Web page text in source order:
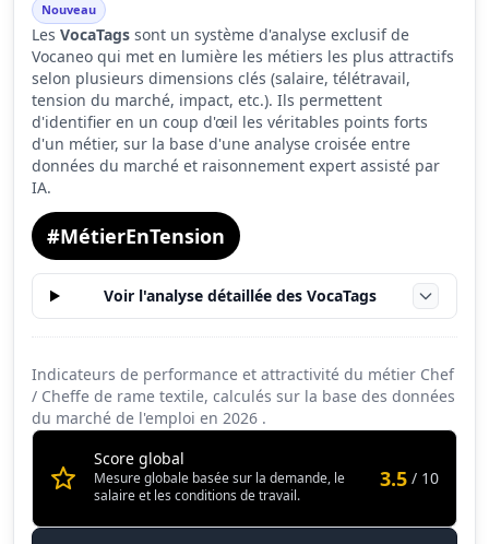
Nouveau
Les VocaTags sont un système d'analyse exclusif de
Vocaneo qui met en lumière les métiers les plus attractifs
selon plusieurs dimensions clés (salaire, télétravail,
tension du marché, impact, etc.). Ils permettent
d'identifier en un coup d'œil les véritables points forts
d'un métier, sur la base d'une analyse croisée entre
données du marché et raisonnement expert assisté par
IA.
#MétierEnTension
Voir l'analyse détaillée des VocaTags
Indicateurs de performance et attractivité du métier Chef
/ Cheffe de rame textile, calculés sur la base des données
du marché de l'emploi en 2026 .
Score global
Mesure globale basée sur la demande, le
salaire et les conditions de travail.
3.5 / 10
Attractivité globale
3.5
Tension du marché
4.6
Salaire
1.6
Conditions de travail
6.0